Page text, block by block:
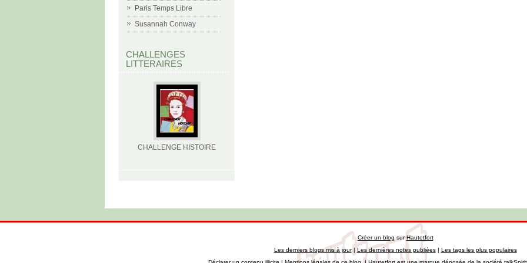
Paris Temps Libre
Susannah Conway
CHALLENGES
LITTERAIRES
CHALLENGE HISTOIRE
Créer un blog surHautetfort
Les derniers blogs mis à jour|Les dernières notes publiées| Les tags les plus populaires